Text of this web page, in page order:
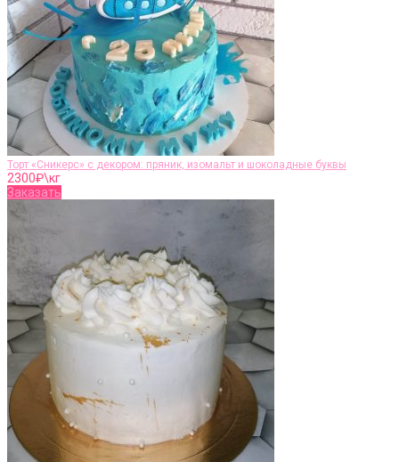
Торт «Сникерс» с декором: пряник, изомальт и шоколадные буквы
2300₽\кг
Заказать